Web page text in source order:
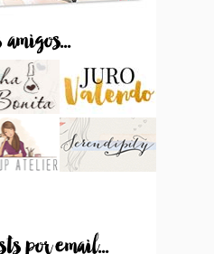
amigos...
por email...